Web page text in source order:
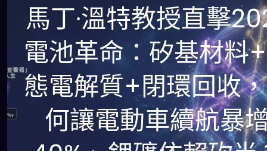
馬丁·溫特教授直擊
電池革命：矽基材料
態電解質+閉環回收
何讓電動車續航暴